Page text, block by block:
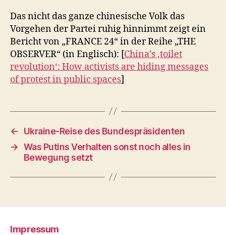
Das nicht das ganze chinesische Volk das
Vorgehen der Partei ruhig hinnimmt zeigt ein
Bericht von „FRANCE 24“ in der Reihe „THE
OBSERVER“ (in Englisch): [China’s ‚toilet
revolution‘: How activists are hiding messages
of protest in public spaces]
←
Ukraine-Reise des Bundespräsidenten
→ Was Putins Verhalten sonst noch alles in
Bewegung setzt
Impressum